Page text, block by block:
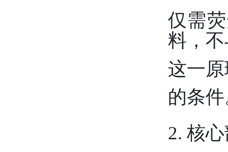
仅需
料，
这一
的条
2. 核